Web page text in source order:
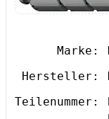
Marke:
Hersteller:
Teilenummer: